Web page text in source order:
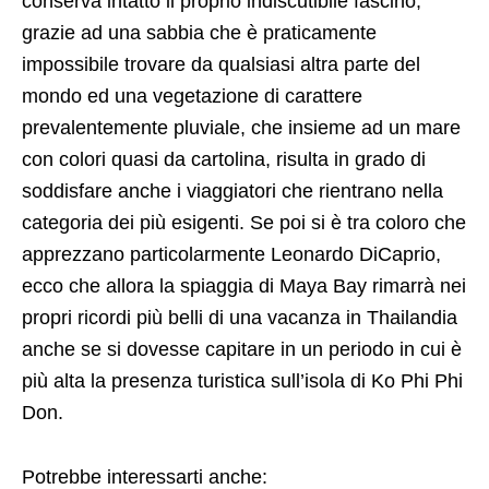
grazie ad una sabbia che è praticamente
impossibile trovare da qualsiasi altra parte del
mondo ed una vegetazione di carattere
prevalentemente pluviale, che insieme ad un mare
con colori quasi da cartolina, risulta in grado di
soddisfare anche i viaggiatori che rientrano nella
categoria dei più esigenti. Se poi si è tra coloro che
apprezzano particolarmente Leonardo DiCaprio,
ecco che allora la spiaggia di Maya Bay rimarrà nei
propri ricordi più belli di una vacanza in Thailandia
anche se si dovesse capitare in un periodo in cui è
più alta la presenza turistica sull’isola di Ko Phi Phi
Don.
Potrebbe interessarti anche: